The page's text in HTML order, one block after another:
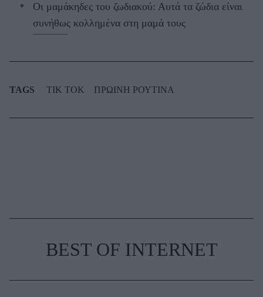
Οι μαμάκηδες του ζωδιακού: Αυτά τα ζώδια είναι
συνήθως κολλημένα στη μαμά τους
TAGS TIK TOK ΠΡΩΙΝΗ ΡΟΥΤΙΝΑ
BEST OF INTERNET